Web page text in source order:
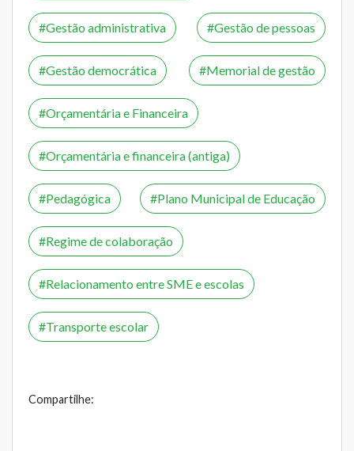
Gestão administrativa Gestão de pessoas
Gestão democrática Memorial de gestão
Orçamentária e Financeira
Orçamentária e financeira (antiga)
Pedagógica Plano Municipal de Educação
Regime de colaboração
Relacionamento entre SME e escolas
Transporte escolar
Compartilhe: